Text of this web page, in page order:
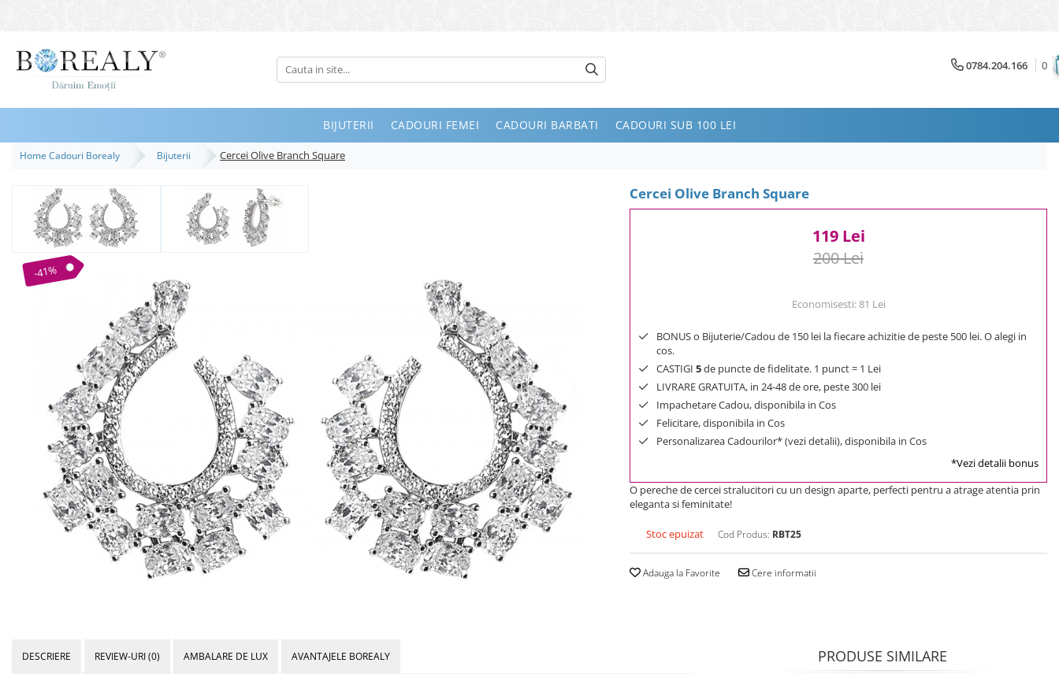
Bijuterii
Inele
Bratari
Seturi
Brose
Destinatari
Bijuterii Mirese
Reduceri
Cele mai noi
Cele mai vandute
Cele mai votate
Cu video
0784.204.166 0
BIJUTERII CADOURI FEMEI CADOURI BARBATI CADOURI SUB 100 LEI
Home Cadouri Borealy Bijuterii Cercei Olive Branch Square
Cercei Olive Branch Square
-41%
119 Lei
200 Lei
Economisesti:81 Lei
BONUS o Bijuterie/Cadou de 150 lei la fiecare achizitie de peste 500 lei. O alegi in
cos.
CASTIGI 5de puncte de fidelitate. 1 punct = 1 Lei
LIVRARE GRATUITA, in 24-48 de ore, peste 300 lei
Impachetare Cadou, disponibila in Cos
Felicitare, disponibila in Cos
Personalizarea Cadourilor* (vezi detalii), disponibila in Cos
*Vezi detalii bonus
O pereche de cercei stralucitori cu un design aparte, perfecti pentru a atrage atentia prin
eleganta si feminitate!
Stoc epuizat Cod Produs: RBT25
Adauga la Favorite Cere informatii
DESCRIERE REVIEW-URI(0) AMBALARE DE LUX AVANTAJELE BOREALY PRODUSE SIMILARE